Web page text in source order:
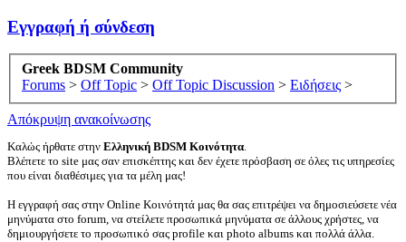
Εγγραφή ή σύνδεση
Greek BDSM Community
Forums > Off Topic > Off Topic Discussion > Ειδήσεις >
Απόκρυψη ανακοίνωσης
Καλώς ήρθατε στην Ελληνική BDSM Κοινότητα.
Βλέπετε το site μας σαν επισκέπτης και δεν έχετε πρόσβαση σε όλες τις υπηρεσίες
που είναι διαθέσιμες για τα μέλη μας!
Η εγγραφή σας στην Online Κοινότητά μας θα σας επιτρέψει να δημοσιεύσετε νέα
μηνύματα στο forum, να στείλετε προσωπικά μηνύματα σε άλλους χρήστες, να
δημιουργήσετε το προσωπικό σας profile και photo albums και πολλά άλλα.